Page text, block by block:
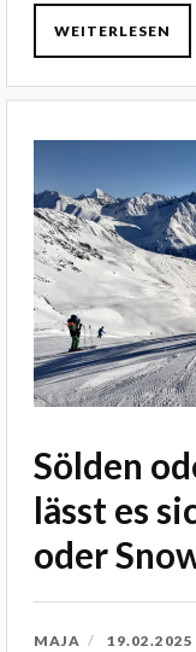
WEITERLESEN
Sölden
lässt es
oder
MAJA 19.02.2025